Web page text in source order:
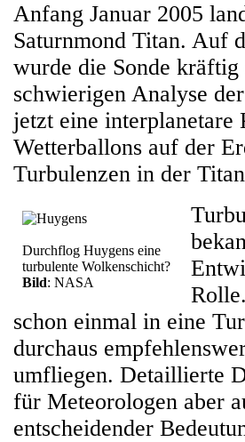
Anfang Januar 2005
Saturnmond Titan. Auf
wurde die Sonde
schwierigen Analyse
jetzt eine interplanetare
Wetterballons auf der
Turbulenzen in der
Durchflog Huygens eine
turbulente Wolkenschicht?
Bild: NASA
schon einmal in eine
durchaus
umfliegen. Detaillierte
für Meteorologen aber
entscheidender